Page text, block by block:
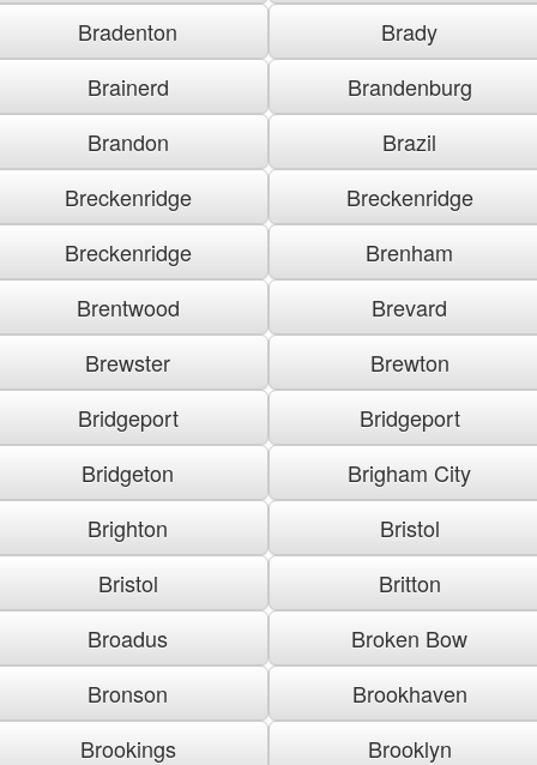
Bradenton
Brady
Brainerd
Brandenburg
Brandon
Brazil
Breckenridge
Breckenridge
Breckenridge
Brenham
Brentwood
Brevard
Brewster
Brewton
Bridgeport
Bridgeport
Bridgeton
Brigham City
Brighton
Bristol
Bristol
Britton
Broadus
Broken Bow
Bronson
Brookhaven
Brookings
Brooklyn